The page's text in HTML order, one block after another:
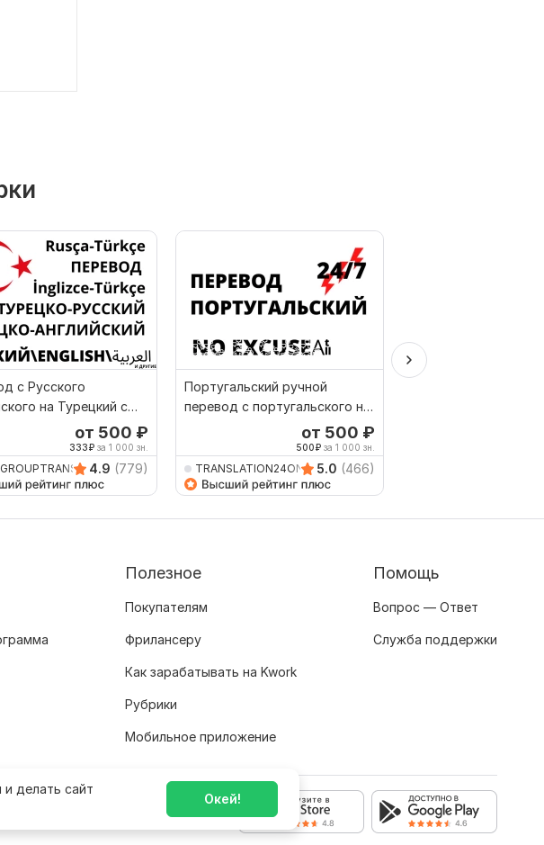
с Русского
на Турецкий с
от 500 ₽
333₽ за 1 000 зн.
4.9 (779)
Португальский ручной
перевод с португальского на
от 500 ₽
500₽ за 1 000 зн.
TRANSLATION24ON7 5.0 (466)
и делать сайт
Окей!
Полезное
Покупателям
Фрилансеру
Как зарабатывать на Kwork
Рубрики
Мобильное приложение
Помощь
Вопрос — Ответ
Служба поддержки